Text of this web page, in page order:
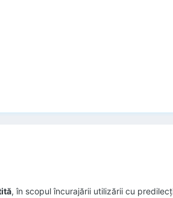
, în scopul încurajării utilizării cu